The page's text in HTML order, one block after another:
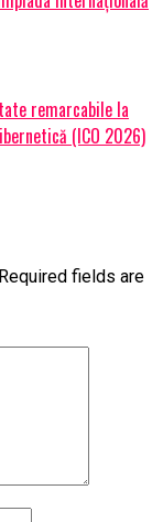
remarcabile la
(ICO 2026)
Required fields are